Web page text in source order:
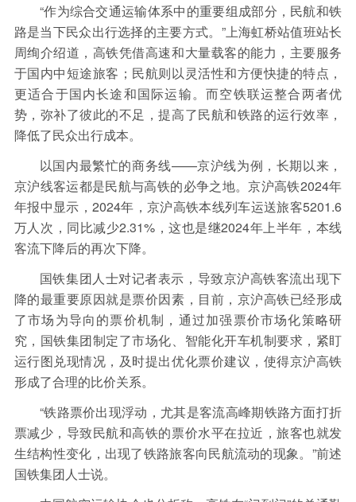
“作为综合交通运输体系中的重要组成部分，民航和铁
路是当下民众出行选择的主要方式。”上海虹桥站值班站长
周绚介绍道，高铁凭借高速和大量载客的能力，主要服务
于国内中短途旅客；民航则以灵活性和方便快捷的特点，
更适合于国内长途和国际运输。而空铁联运整合两者优
势，弥补了彼此的不足，提高了民航和铁路的运行效率，
降低了民众出行成本。
以国内最繁忙的商务线——京沪线为例，长期以来，
京沪线客运都是民航与高铁的必争之地。京沪高铁2024年
年报中显示，2024年，京沪高铁本线列车运送旅客5201.6
万人次，同比减少2.31%，这也是继2024年上半年，本线
客流下降后的再次下降。
国铁集团人士对记者表示，导致京沪高铁客流出现下
降的最重要原因就是票价因素，目前，京沪高铁已经形成
了市场为导向的票价机制，通过加强票价市场化策略研
究，国铁集团制定了市场化、智能化开车机制要求，紧盯
运行图兑现情况，及时提出优化票价建议，使得京沪高铁
形成了合理的比价关系。
“铁路票价出现浮动，尤其是客流高峰期铁路方面打折
票减少，导致民航和高铁的票价水平在拉近，旅客也就发
生结构性变化，出现了铁路旅客向民航流动的现象。”前述
国铁集团人士说。